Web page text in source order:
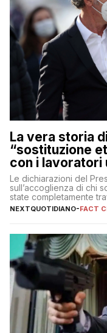
La vera storia
“sostituzione
con i lavoratori
ci sarà)
Le dichiarazioni del
sull’accoglienza di chi
state completamente
falsi che girano sui
NEXTQUOTIDIANO-FACT